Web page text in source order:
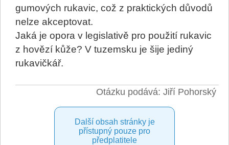
gumových rukavic, což z praktických důvodů
nelze akceptovat.
Jaká je opora v legislativě pro použití rukavic
z hovězí kůže? V tuzemsku je šije jediný
rukavičkář.
Otázku podává: Jiří Pohorský
Další obsah stránky je
přístupný pouze pro
předplatitele